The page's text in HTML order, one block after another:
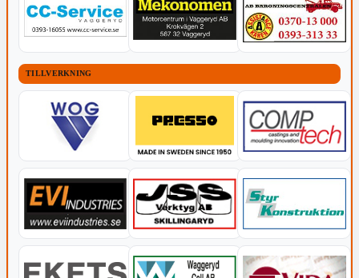
TILLVERKNING